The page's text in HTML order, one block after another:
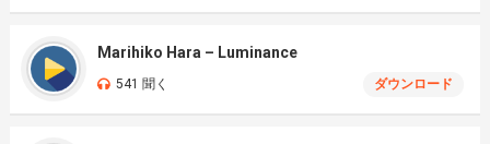
Marihiko Hara – Luminance
541 聞く ダウンロード